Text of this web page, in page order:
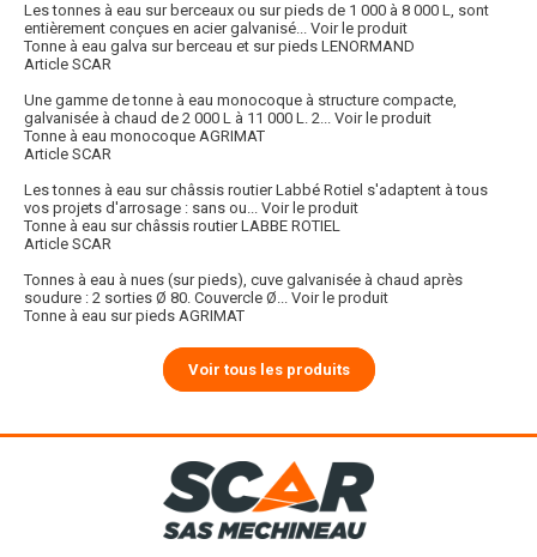
Les tonnes à eau sur berceaux ou sur pieds de 1 000 à 8 000 L, sont
entièrement conçues en acier galvanisé... Voir le produit
Tonne à eau galva sur berceau et sur pieds LENORMAND
Article SCAR
Une gamme de tonne à eau monocoque à structure compacte,
galvanisée à chaud de 2 000 L à 11 000 L. 2... Voir le produit
Tonne à eau monocoque AGRIMAT
Article SCAR
Les tonnes à eau sur châssis routier Labbé Rotiel s'adaptent à tous
vos projets d'arrosage : sans ou... Voir le produit
Tonne à eau sur châssis routier LABBE ROTIEL
Article SCAR
Tonnes à eau à nues (sur pieds), cuve galvanisée à chaud après
soudure : 2 sorties Ø 80. Couvercle Ø... Voir le produit
Tonne à eau sur pieds AGRIMAT
Voir tous les produits